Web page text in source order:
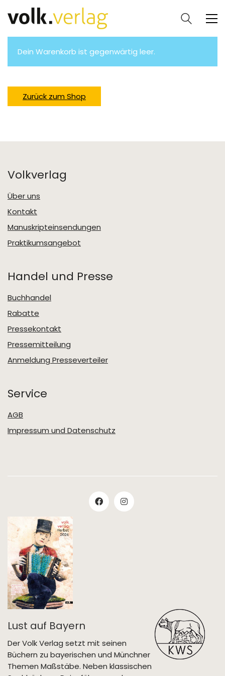
Dein Warenkorb ist gegenwärtig leer.
Zurück zum Shop
Volkverlag
Über uns
Kontakt
Manuskripteinsendungen
Praktikumsangebot
Handel und Presse
Buchhandel
Rabatte
Pressekontakt
Pressemitteilung
Anmeldung Presseverteiler
Service
AGB
Impressum und Datenschutz
Lust auf Bayern
Der Volk Verlag setzt mit seinen
Büchern zu bayerischen und Münchner
Themen Maßstäbe. Neben klassischen